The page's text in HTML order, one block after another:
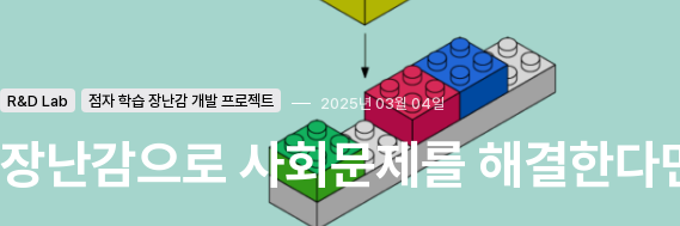
R&D Lab 점자 학습 장난감 개발 프로젝트 2025년 03월 04일
장난감으로 사회문제를 해결한다